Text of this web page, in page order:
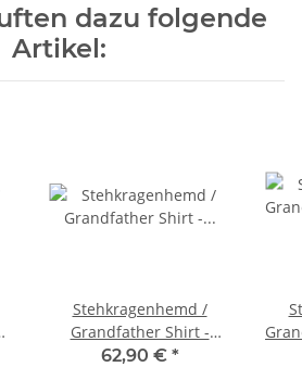
dazu folgende
Artikel:
Stehkragenhemd /
Grandfather Shirt -
dunkelblau-weiß
62,90 € *